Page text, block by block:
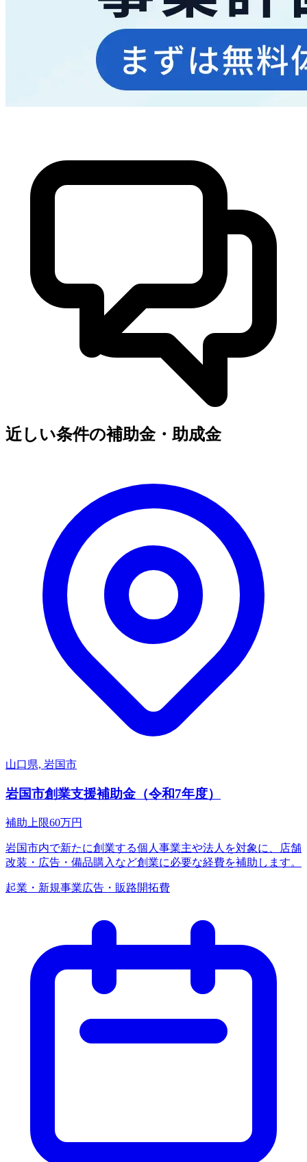
近しい条件の補助金・助成金
山口県, 岩国市
岩国市創業支援補助金（令和7年度）
補助上限60万円
岩国市内で新たに創業する個人事業主や法人を対象に、店舗
改装・広告・備品購入など創業に必要な経費を補助します。
起業・新規事業広告・販路開拓費